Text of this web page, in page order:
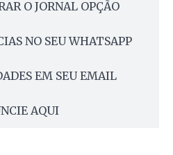
O JORNAL OPÇÃO
NO SEU WHATSAPP
EM SEU EMAIL
AQUI